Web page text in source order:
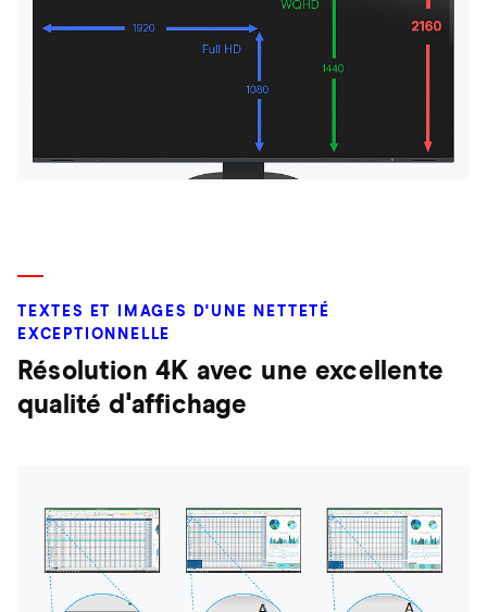
TEXTES ET IMAGES D'UNE NETTETÉ
EXCEPTIONNELLE
Résolution 4K avec une excellente
qualité d'affichage